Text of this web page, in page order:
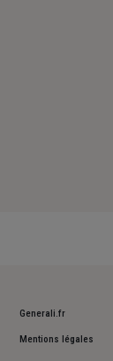
Generali.fr
Mentions légales